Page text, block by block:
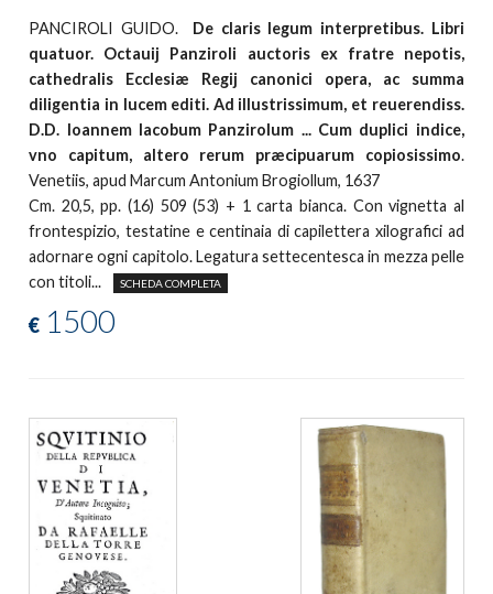
PANCIROLI GUIDO.
De claris legum interpretibus. Libri
quatuor. Octauij Panziroli auctoris ex fratre nepotis,
cathedralis Ecclesiæ Regij canonici opera, ac summa
diligentia in lucem editi. Ad illustrissimum, et reuerendiss.
D.D. Ioannem Iacobum Panzirolum ... Cum duplici indice,
vno capitum, altero rerum præcipuarum copiosissimo.
Venetiis, apud Marcum Antonium Brogiollum, 1637
Cm. 20,5, pp. (16) 509 (53) + 1 carta bianca. Con vignetta al
frontespizio, testatine e centinaia di capilettera xilografici ad
adornare ogni capitolo. Legatura settecentesca in mezza pelle
con titoli...
SCHEDA COMPLETA
€ 1500